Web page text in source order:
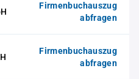
Firmenbuchauszug
abfragen
Firmenbuchauszug
abfragen